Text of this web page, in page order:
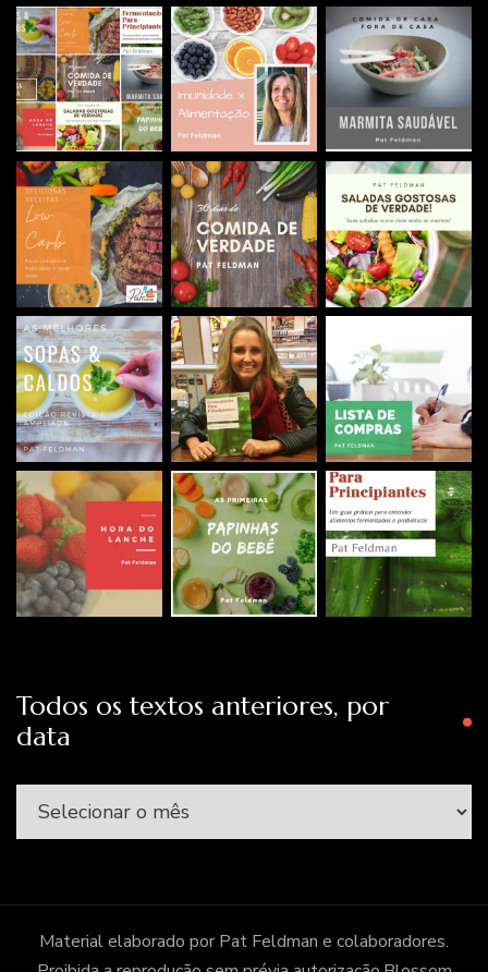
Todos os textos anteriores, por
data
Todos
os
anteriores,
por
data
Material elaborado por Pat Feldman e colaboradores.